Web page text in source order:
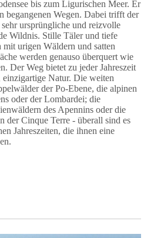
bis zum Ligurischen Meer. Er
begangenen Wegen. Dabei trifft der
ursprüngliche und reizvolle
Wildnis. Stille Täler und tiefe
mit urigen Wäldern und satten
werden genauso überquert wie
Der Weg bietet zu jeder Jahreszeit
einzigartige Natur. Die weiten
der Po-Ebene, die alpinen
oder der Lombardei; die
des Apennins oder die
der Cinque Terre - überall sind es
Jahreszeiten, die ihnen eine